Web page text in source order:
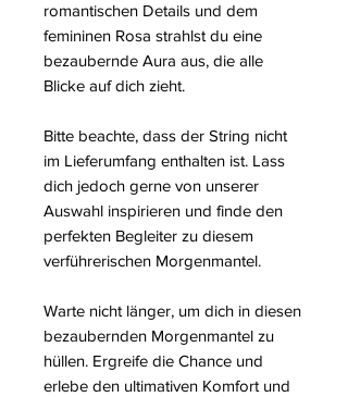
romantischen Details und dem
femininen Rosa strahlst du eine
bezaubernde Aura aus, die alle
Blicke auf dich zieht.
Bitte beachte, dass der String nicht
im Lieferumfang enthalten ist. Lass
dich jedoch gerne von unserer
Auswahl inspirieren und finde den
perfekten Begleiter zu diesem
verführerischen Morgenmantel.
Warte nicht länger, um dich in diesen
bezaubernden Morgenmantel zu
hüllen. Ergreife die Chance und
erlebe den ultimativen Komfort und